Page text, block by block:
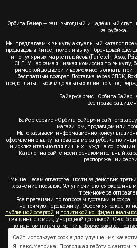
Орбита Байер — ваш выгодный и надёжный
за рубежа.
Мы предлагаем к выкупу актуальный каталог
продавцов в Китае, поиск и выкуп брендовой
и популярных маркетплейсов (Farfetch, Asos,
СНГ. У нас самая низкая комиссия по выкупу,
примеркой до двери и возможность оплаты при
бесплатный возврат. Доставка через СДЭК,
предоплаты. Тысячи довольных клиентов
Байер-сервис "Орбита
Все права
Байер-сервис «Орбита Байер» и сайт
магазином, продавцом или
Мы оказываем информационно-
оформлению выкупа товаров из-за рубежа по
и исключительно для личных нужд на основании
Каталог на сайте носит ознакомительный
распоряжении
Мы не несем ответственности за действия
хранение посылок. Услуги считаются
трек-номера
Все претензии по вопросам доставки и
напрямую перевозчику. Оформляя заказ,
публичной офертой и политикой
связанные с международной доставкой. Свое
клиентом путем отметки в форме заказа,
согласие клиента со всеми предлагаемыми
клиента спубличной офертой иполитикой
оформление заказа невозможно. Заключая
Сайт использует cookie для улучшения
Яндекс.Метрика. Продолжая работу с сайтом,